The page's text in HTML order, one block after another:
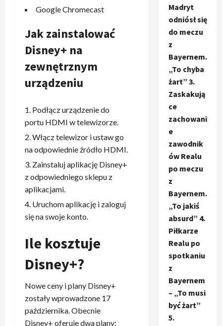
Google Chromecast
Jak zainstalować
Disney+ na
zewnętrznym
urządzeniu
Podłącz urządzenie do
portu HDMI w telewizorze.
Włącz telewizor i ustaw go
na odpowiednie źródło HDMI.
Zainstaluj aplikację Disney+
z odpowiedniego sklepu z
aplikacjami.
Uruchom aplikację i zaloguj
się na swoje konto.
Ile kosztuje
Disney+?
Nowe ceny i plany Disney+
zostały wprowadzone 17
października. Obecnie
Disney+ oferuje dwa plany:
Madryt
odniósł się
do meczu
z
Bayernem.
„To chyba
żart” 3.
Zaskakują
ce
zachowani
e
zawodnik
ów Realu
po meczu
z
Bayernem.
„To jakiś
absurd” 4.
Piłkarze
Realu po
spotkaniu
z
Bayernem
– „To musi
być żart”
5.